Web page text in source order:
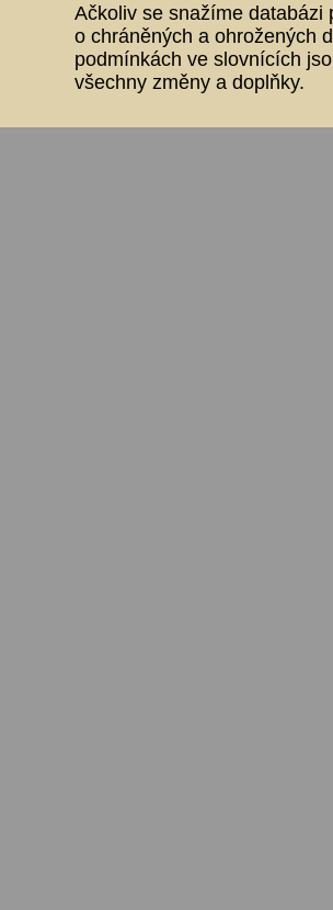
Ačkoliv se snažíme databázi
o chráněných a ohrožených
podmínkách ve slovnících
všechny změny a doplňky.